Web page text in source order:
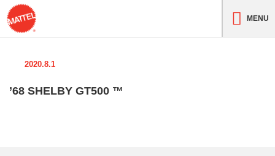
MENU
2020.8.1
’68 SHELBY GT500 ™